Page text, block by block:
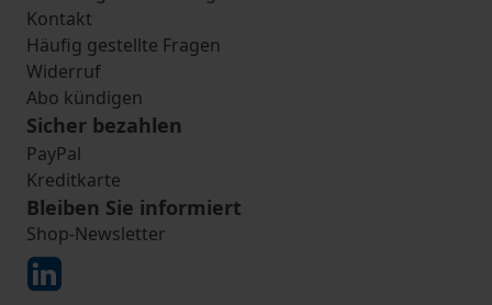
Kontakt
Häufig gestellte Fragen
Widerruf
Abo kündigen
Sicher bezahlen
PayPal
Kreditkarte
Bleiben Sie informiert
Shop-Newsletter